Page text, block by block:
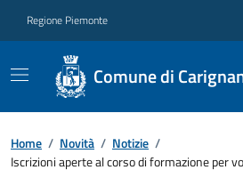
Regione Piemonte
Comune di
Home / Novità / Notizie /
Iscrizioni aperte al corso di formazione per